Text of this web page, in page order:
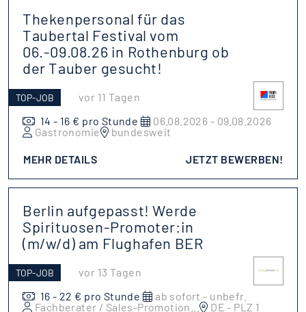
Thekenpersonal für das
Taubertal Festival vom
06.-09.08.26 in Rothenburg ob
der Tauber gesucht!
TOP-JOB
vor 11 Tagen
14 - 16 € pro Stunde
06.08.2026 - 09.08.2026
Gastronomie
bundesweit
MEHR DETAILS JETZT BEWERBEN!
Berlin aufgepasst! Werde
Spirituosen-Promoter:in
(m/w/d) am Flughafen BER
TOP-JOB
vor 13 Tagen
16 - 22 € pro Stunde
ab sofort - unbefr.
Fachberater / Sales-Promotion ... DE - PLZ 1